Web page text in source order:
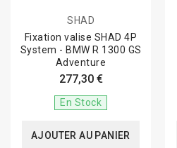
SHAD
Fixation valise SHAD 4P
System - BMW R 1300 GS
Adventure
277,30 €
En Stock
AJOUTER AU PANIER